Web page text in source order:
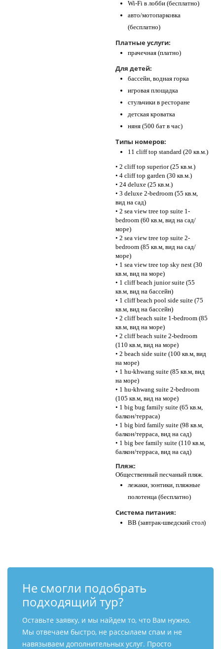
Wi-Fi в лобби (бесплатно)
авто/мотопарковка
(бесплатно)
Платные услуги:
прачечная (платно)
Для детей:
бассейн, водная горка
игровая площадка
стульчики в ресторане
детская кроватка
няня (500 бат в час)
Типы номеров:
11 cliff top standard (20 кв.м.)
• 2 cliff top superior (25 кв.м.)
• 4 cliff top garden (30 кв.м.)
• 24 deluxe (25 кв.м.)
• 3 deluxe 2-bedroom (55 кв.м,
вид на сад)
• 2 sea view tree top suite 1-
bedroom (60 кв.м, вид на сад/
море)
• 2 sea view tree top suite 2-
bedroom (85 кв.м, вид на сад/
море)
• 1 sea view tree top sky nest (30
кв.м, вид на море)
• 1 cliff beach junior suite (55
кв.м, вид на бассейн)
• 1 cliff beach pool side suite (75
кв.м, вид на бассейн)
• 2 cliff beach suite 1-bedroom (85
кв.м, вид на море)
• 2 cliff beach suite 2-bedroom
(110 кв.м, вид на море)
• 2 beach side suite (100 кв.м, вид
на море)
• 1 hu-khwang suite (85 кв.м, вид
на море)
• 1 hu-khwang suite 2-bedroom
(105 кв.м, вид на море)
• 1 big bug family suite (65 кв.м,
балкон/терраса)
• 1 big bird family suite (98 кв.м,
балкон/терраса, вид на сад)
• 1 big bee family suite (110 кв.м,
балкон/терраса, вид на сад)
Пляж:
Общественный песчаный пляж.
лежаки, зонтики, пляжные
полотенца (бесплатно)
Система питания:
BB (завтрак-шведский стол)
Не смогли подобрать
подходящий тур?
Оставьте заявку, и мы найдем то, что Вам нужно.
Мы отвечаем быстро, не рассылаем спам и не
навязываем дополнительных услуг. Просто